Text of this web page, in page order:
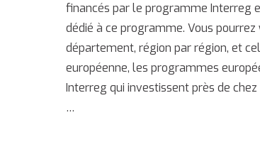
financés par le programme Interreg
dédié à ce programme. Vous
département, région par région, et
européenne, les programmes
Interreg qui investissent près de
…